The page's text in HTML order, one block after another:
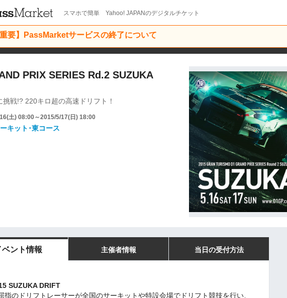
スマホで簡単 Yahoo! JAPANのデジタルチケット
重要】PassMarketサービスの終了について
PRIX SERIES Rd.2 SUZUKA
挑戦!? 220キロ超の高速ドリフト！
土) 08:00～2015/5/17(日) 18:00
キット･東コース
ベント情報 主催者情報 当日の受付方法
SUZUKA DRIFT
指のドリフトレーサーが全国のサーキットや特設会場でドリフト競技を行い、